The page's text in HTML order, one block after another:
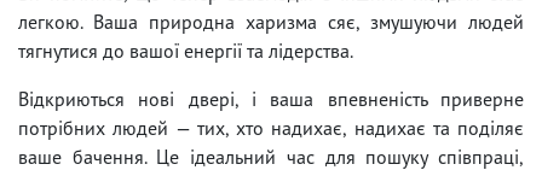
легкою. Ваша природна харизма сяє, змушуючи людей
тягнутися до вашої енергії та лідерства.
Відкриються нові двері, і ваша впевненість приверне
потрібних людей — тих, хто надихає, надихає та поділяє
ваше бачення. Це ідеальний час для пошуку співпраці,